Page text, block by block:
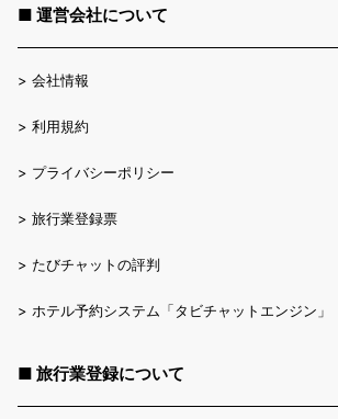
■ 運営会社について
> 会社情報
> 利用規約
> プライバシーポリシー
> 旅行業登録票
> たびチャットの評判
> ホテル予約システム「タビチャットエンジン」
■ 旅行業登録について